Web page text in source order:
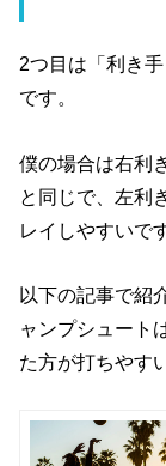
2つ目は「利き
です。
僕の場合は右利
と同じで、左利
レイしやすいで
以下の記事で紹
ャンプシュート
た方が打ちやす